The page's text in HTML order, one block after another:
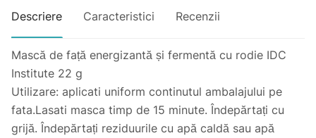
Descriere Caracteristici Recenzii
Mască de față energizantă și fermentă cu rodie IDC
Institute 22 g
Utilizare: aplicati uniform continutul ambalajului pe
fata.Lasati masca timp de 15 minute. Îndepărtați cu
grijă. Îndepărtați reziduurile cu apă caldă sau apă